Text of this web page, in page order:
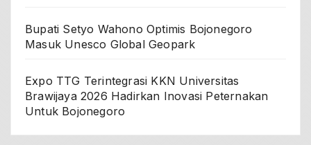
Bupati Setyo Wahono Optimis Bojonegoro
Masuk Unesco Global Geopark
Expo TTG Terintegrasi KKN Universitas
Brawijaya 2026 Hadirkan Inovasi Peternakan
Untuk Bojonegoro